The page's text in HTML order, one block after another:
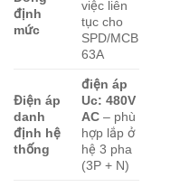
định
mức
việc liên
tục cho
SPD/MCB
63A
Điện áp
danh
định hệ
thống
điện áp
Uc: 480V
AC – phù
hợp lắp ở
hệ 3 pha
(3P + N)